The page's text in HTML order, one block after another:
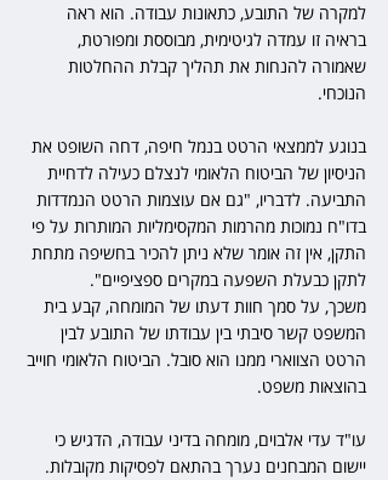
למקרה של התובע, כתאונות עבודה. הוא ראה
בראיה זו עמדה לגיטימית, מבוססת ומפורטת,
שאמורה להנחות את תהליך קבלת ההחלטות
הנוכחי.
בנוגע לממצאי הרטט בנמל חיפה, דחה השופט את
הניסיון של הביטוח הלאומי לנצלם כעילה לדחיית
התביעה. לדבריו, "גם אם עוצמות הרטט הנמדדות
בדו"ח נמוכות מהרמות המקסימליות המותרות על פי
התקן, אין זה אומר שלא ניתן להכיר בחשיפה מתחת
לתקן כבעלת השפעה במקרים ספציפיים".
משכך, על סמך חוות דעתו של המומחה, קבע בית
המשפט קשר סיבתי בין עבודתו של התובע לבין
הרטט הצווארי ממנו הוא סובל. הביטוח הלאומי חוייב
בהוצאות משפט.
עו"ד עדי אלבוים, מומחה בדיני עבודה, הדגיש כי
יישום המבחנים נערך בהתאם לפסיקות מקובלות.